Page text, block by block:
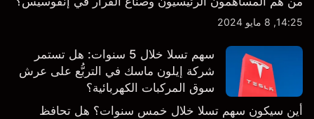
14:25, 8 مايو 2024
سهم تسلا خلال 5 سنوات: هل تستمر
شركة إيلون ماسك في التربُّع على عرش
سوق المركبات الكهربائية؟
أين سيكون سهم تسلا خلال خمس سنوات؟ هل تحافظ